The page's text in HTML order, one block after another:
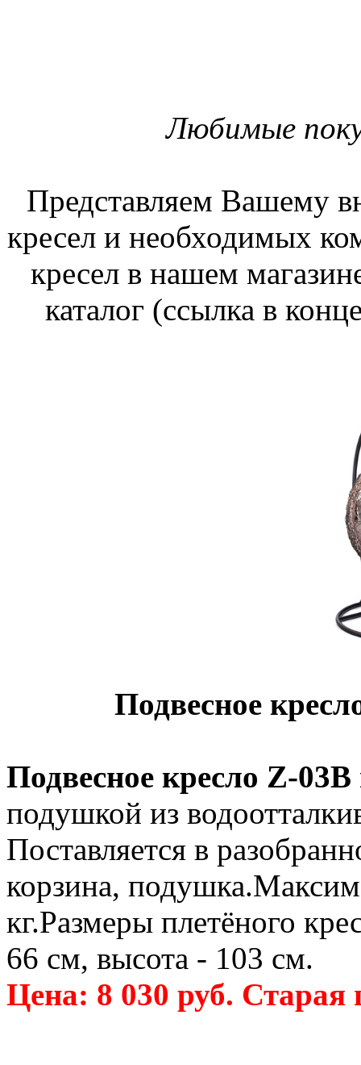
Любимые
Представляем Вашему
кресел и необходимых
кресел в нашем
каталог (ссылка в
Подвесное
Подвесное кресло Z-03B
подушкой из
Поставляется в
корзина,
кг.Размеры плетёного
66 см, высота - 103 см.
Цена: 8 030 руб. Старая